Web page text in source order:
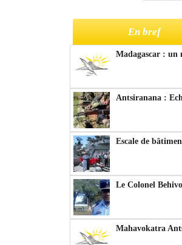
En bref
Madagascar : un
Antsiranana :
Escale de
Le Colonel
Mahavokatra